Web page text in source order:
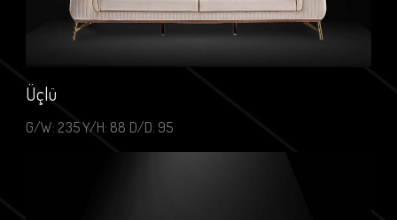
Üçlü
G/W: 235 Y/H: 88 D/D: 95